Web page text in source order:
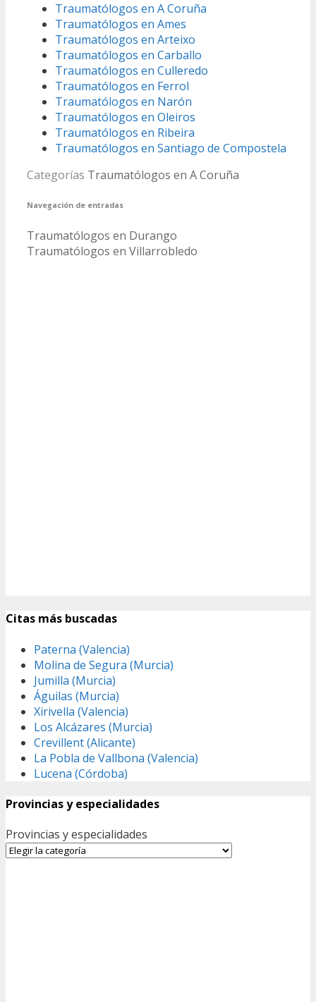
Traumatólogos en A Coruña
Traumatólogos en Ames
Traumatólogos en Arteixo
Traumatólogos en Carballo
Traumatólogos en Culleredo
Traumatólogos en Ferrol
Traumatólogos en Narón
Traumatólogos en Oleiros
Traumatólogos en Ribeira
Traumatólogos en Santiago de Compostela
Categorías Traumatólogos en A Coruña
Navegación de entradas
Traumatólogos en Durango
Traumatólogos en Villarrobledo
Citas más buscadas
Paterna (Valencia)
Molina de Segura (Murcia)
Jumilla (Murcia)
Águilas (Murcia)
Xirivella (Valencia)
Los Alcázares (Murcia)
Crevillent (Alicante)
La Pobla de Vallbona (Valencia)
Lucena (Córdoba)
Provincias y especialidades
Provincias y especialidades